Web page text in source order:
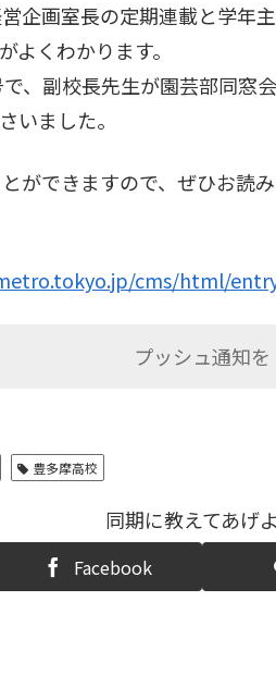
企画室長の定期連載と学年
よくわかります。
、副校長先生が園芸部同窓
いました。
ができますので、ぜひお読み
cms/html/
プッシュ通知を
豊多摩高校
同期に教えてあげ
Facebook